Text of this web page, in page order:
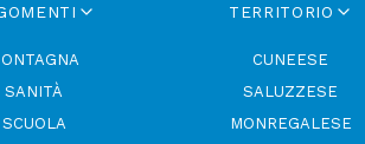
SANITÀ
SCUOLA
TERRITORIO
CUNEESE
SALUZZESE
MONREGALESE